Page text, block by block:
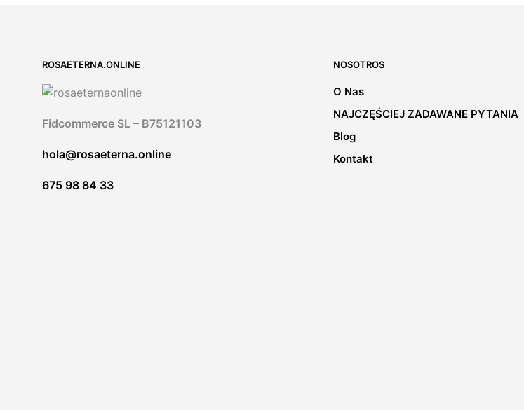
ROSAETERNA.ONLINE
Fidcommerce SL – B75121103
hola@rosaeterna.online
675 98 84 33
NOSOTROS
O Nas
NAJCZĘŚCIEJ ZADAWANE PYTANIA
Blog
Kontakt